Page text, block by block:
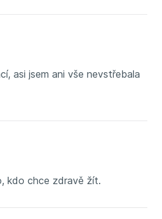
asi jsem ani vše nevstřebala
kdo chce zdravě žít.